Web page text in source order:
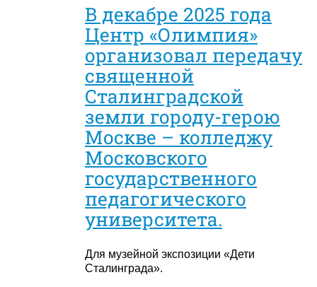
В декабре 2025 года
Центр «Олимпия»
организовал передачу
священной
Сталинградской
земли городу-герою
Москве – колледжу
Московского
государственного
педагогического
университета.
Для музейной экспозиции «Дети
Сталинграда».